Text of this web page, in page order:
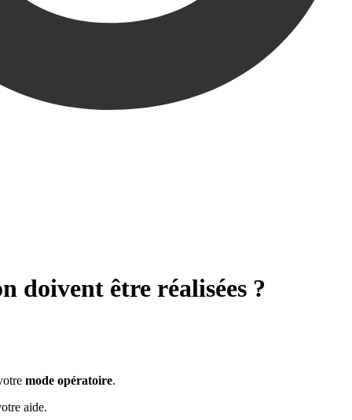
doivent être réalisées ?
mode opératoire.
aide.